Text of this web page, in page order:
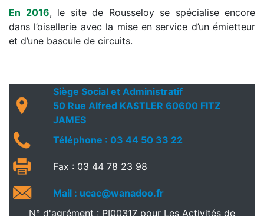
En 2016, le site de Rousseloy se spécialise encore
dans l’oisellerie avec la mise en service d’un émietteur
et d’une bascule de circuits.
Siège Social et Administratif
50 Rue Alfred KASTLER 60600 FITZ
JAMES
Téléphone : 03 44 50 33 22
Fax : 03 44 78 23 98
Mail : ucac@wanadoo.fr
N° d'agrément : PI00317 pour Les Activités de